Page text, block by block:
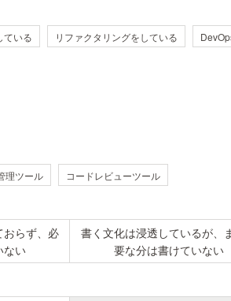
ている リファクタリングをしている
理ツール コードレビューツール
らず、必
ない
書く文化は浸透しているが、
要な分は書けていない